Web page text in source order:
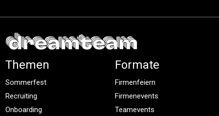
Themen
Sommerfest
Recruiting
Onboarding
Formate
Firmenfeiern
Firmenevents
Teamevents